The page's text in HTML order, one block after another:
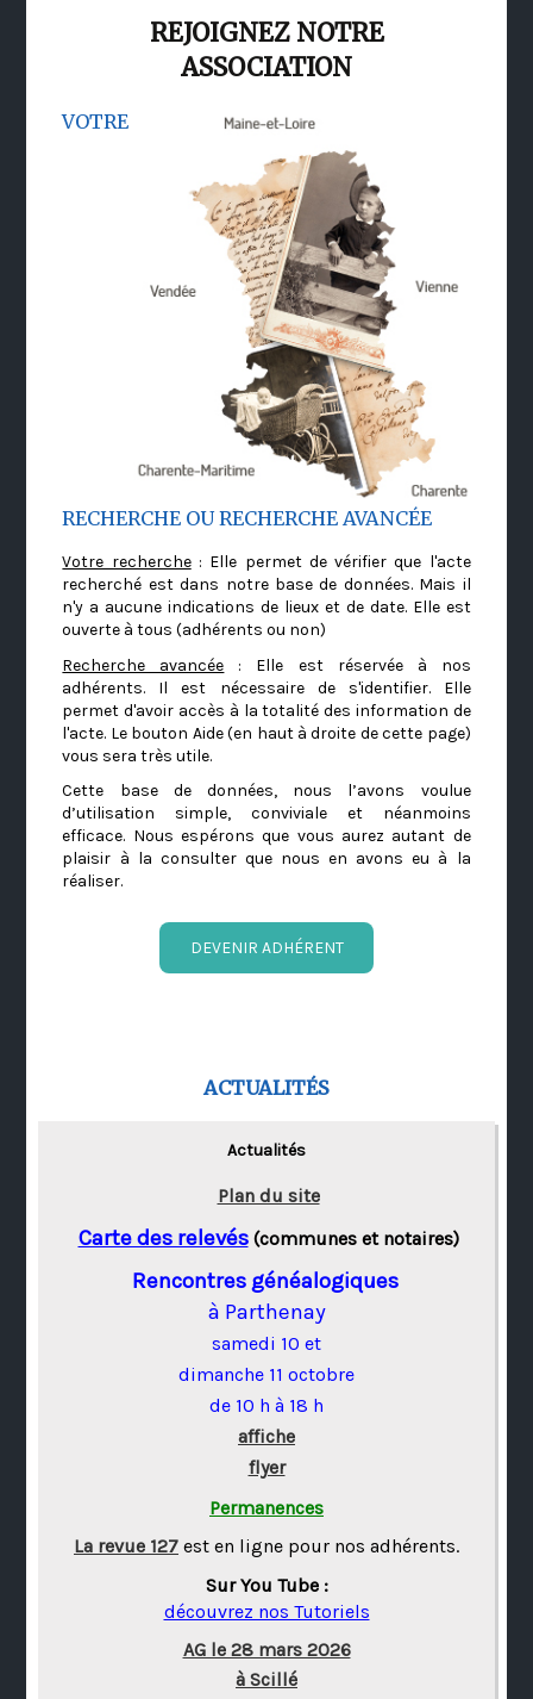
REJOIGNEZ NOTRE
ASSOCIATION
VOTRE
RECHERCHE OU RECHERCHE AVANCÉE
Votre recherche: Elle permet de vérifier que l'acte
recherché est dans notre base de données. Mais il
n'y a aucune indications de lieux et de date. Elle est
ouverte à tous (adhérents ou non)
Recherche avancée : Elle est réservée à nos
adhérents. Il est nécessaire de s'identifier. Elle
permet d'avoir accès à la totalité des information de
l'acte. Le bouton Aide (en haut à droite de cette page)
vous sera très utile.
Cette base de données, nous l’avons voulue
d’utilisation simple, conviviale et néanmoins
efficace. Nous espérons que vous aurez autant de
plaisir à la consulter que nous en avons eu à la
réaliser.
DEVENIR ADHÉRENT
ACTUALITÉS
Actualités
Plan du site
Carte des relevés(communes et notaires)
Rencontres généalogiques
à Parthenay
samedi 10 et
dimanche 11 octobre
de 10 h à 18 h
affiche
flyer
Permanences
La revue 127 est en ligne pour nos adhérents.
Sur You Tube :
découvrez nos Tutoriels
AG le 28 mars 2026
à Scillé